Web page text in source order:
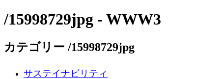
/15998729jpg - WWW3
カテゴリー /15998729jpg
サステイナビリティ